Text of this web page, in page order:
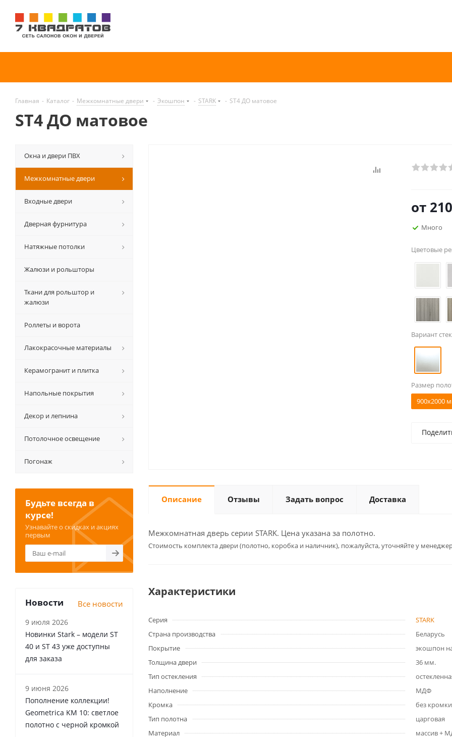
Главная - Каталог - Межкомнатные двери - Экошпон - STARK - ST4 ДО матовое
ST4 ДО матовое
от
Много
Цветовые
Вариант
Размер
900x2000
Описание Отзывы Задать вопрос Доставка
Межкомнатная дверь серии STARK. Цена указана за полотно.
Cтоимость комплекта двери (полотно, коробка и наличник), пожалуйста, уточняйте у
Характеристики
Серия
STARK
Страна производства
Беларусь
Покрытие
экошпон
Толщина двери
36 мм.
Тип остекления
Наполнение
МДФ
Кромка
без кромки
Тип полотна
царговая
Материал
массив +
Окна и двери ПВХ
Межкомнатные двери
Входные двери
Дверная фурнитура
Натяжные потолки
Жалюзи и рольшторы
Ткани для рольштор и
жалюзи
Роллеты и ворота
Лакокрасочные материалы
Керамогранит и плитка
Напольные покрытия
Декор и лепнина
Потолочное освещение
Погонаж
Будьте всегда в
курсе!
Узнавайте о скидках и акциях
первым
Новости Все новости
9 июля 2026
Новинки Stark – модели ST
40 и ST 43 уже доступны
для заказа
9 июня 2026
Пополнение коллекции!
Geometrica KM 10: светлое
полотно с черной кромкой